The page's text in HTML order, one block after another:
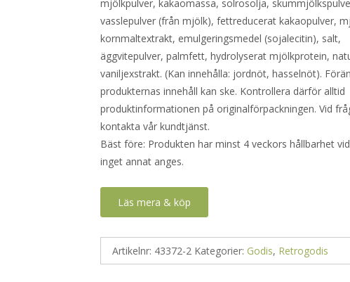
mjölkpulver, kakaomassa, solrosolja,
vasslepulver (från mjölk), fettreducerat kakaopulver,
kornmaltextrakt, emulgeringsmedel (sojalecitin), salt,
äggvitepulver, palmfett, hydrolyserat mjölkprotein,
vaniljexstrakt. (Kan innehålla: jordnöt, hasselnöt).
produkternas innehåll kan ske. Kontrollera därför alltid
produktinformationen på originalförpackningen. Vid
kontakta vår kundtjänst.
Bäst före: Produkten har minst 4 veckors hållbarhet
inget annat anges.
Läs mera & köp
Artikelnr: 43372-2 Kategorier: Godis, Retrogodis